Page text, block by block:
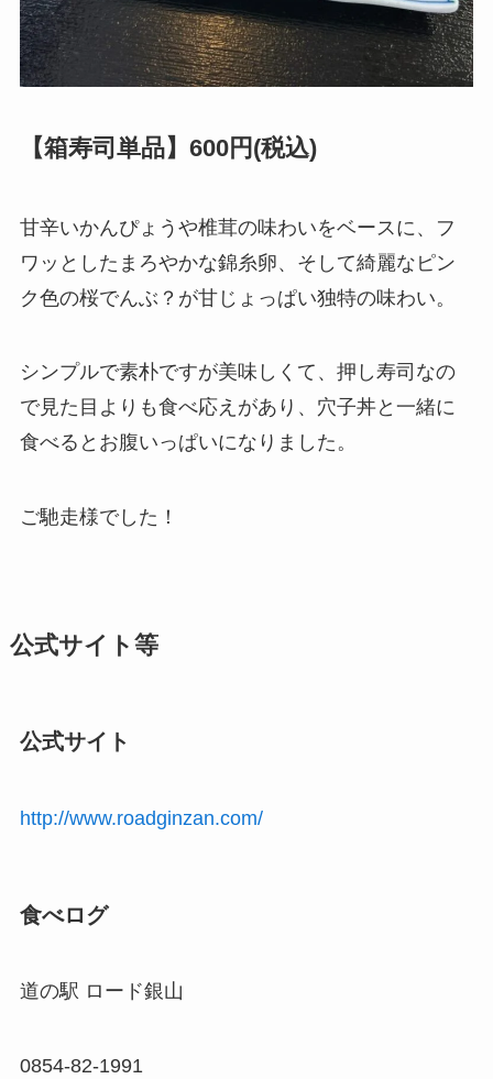
【箱寿司単品】600円(税込)
甘辛いかんぴょうや椎茸の味わいをベースに、フ
ワッとしたまろやかな錦糸卵、そして綺麗なピン
ク色の桜でんぶ？が甘じょっぱい独特の味わい。
シンプルで素朴ですが美味しくて、押し寿司なの
で見た目よりも食べ応えがあり、穴子丼と一緒に
食べるとお腹いっぱいになりました。
ご馳走様でした！
公式サイト等
公式サイト
http://www.roadginzan.com/
食べログ
道の駅 ロード銀山
0854-82-1991